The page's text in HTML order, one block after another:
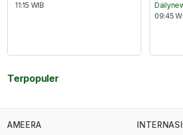
11:15 WIB
09:45
Terpopuler
AMEERA